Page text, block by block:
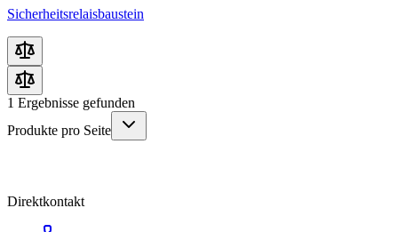
Sicherheitsrelaisbaustein
1 Ergebnisse gefunden
Produkte pro Seite
Direktkontakt